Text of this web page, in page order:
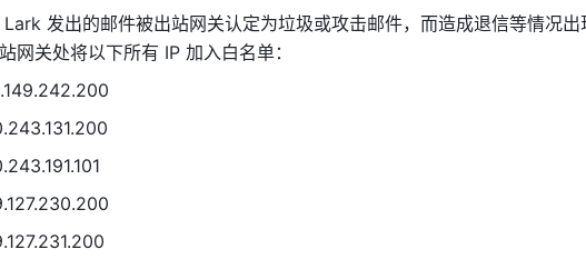
Lark 发出的邮件被出站网关认定为垃圾或攻击邮件，而造成退信等情况
网关处将以下所有 IP 加入白名单：